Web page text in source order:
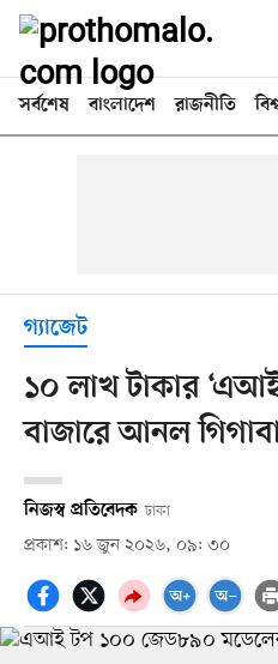
সর্বশেষ বাংলাদেশ রাজনীতি
গ্যাজেট
১০ লাখ টাকার
বাজারে আনল
নিজস্ব প্রতিবেদক ঢাকা
প্রকাশ: ১৬ জুন ২০২৬, ০৯: ৩০